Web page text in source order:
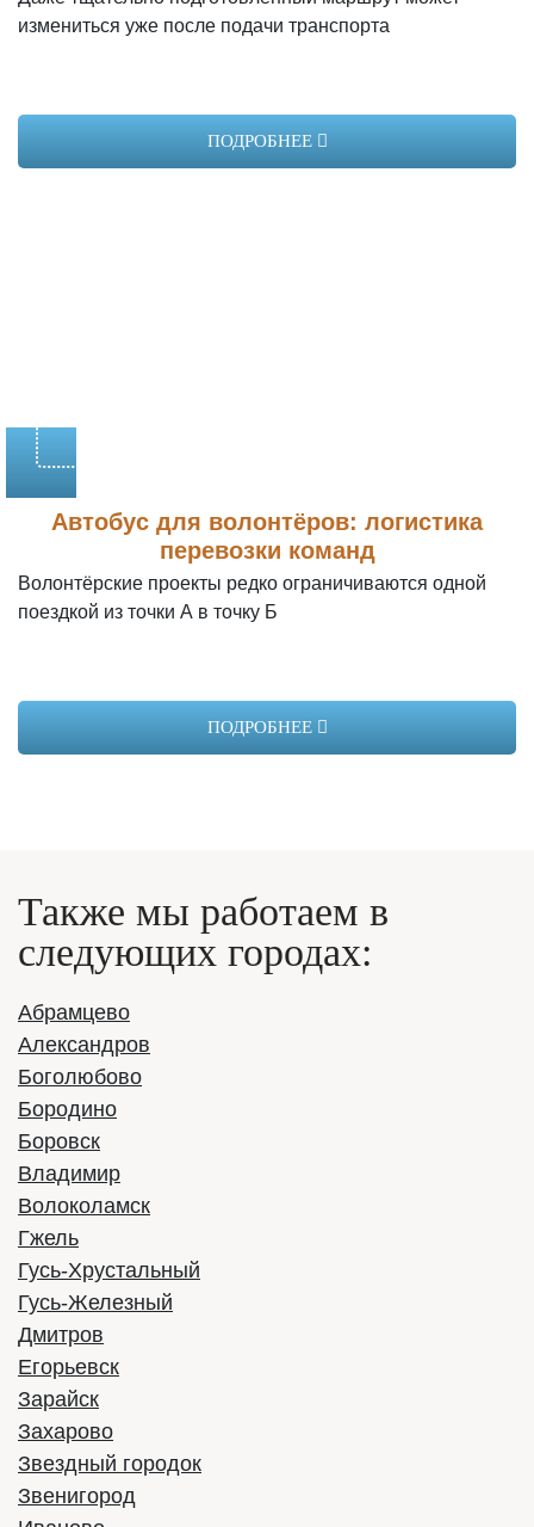
измениться уже после подачи транспорта
ПОДРОБНЕЕ
Автобус для волонтёров: логистика
перевозки команд
Волонтёрские проекты редко ограничиваются одной
поездкой из точки А в точку Б
ПОДРОБНЕЕ
Также мы работаем в
следующих городах:
Абрамцево
Александров
Боголюбово
Бородино
Боровск
Владимир
Волоколамск
Гжель
Гусь-Хрустальный
Гусь-Железный
Дмитров
Егорьевск
Зарайск
Захарово
Звездный городок
Звенигород